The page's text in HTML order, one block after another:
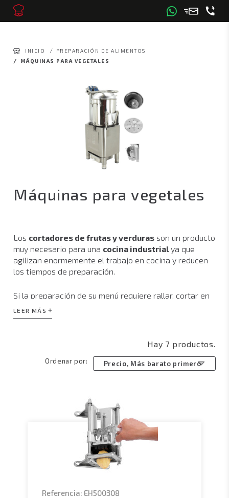
INICIO / PREPARACIÓN DE ALIMENTOS
/ MÁQUINAS PARA VEGETALES
Máquinas para vegetales
Los cortadores de frutas y verduras son un producto
muy necesario para una cocina industrial ya que
agilizan enormemente el trabajo en cocina y reducen
los tiempos de preparación.
Si la preparación de su menú requiere rallar, cortar en
rodajas, cortar en juliana, cortar a bastón o corte a
dados, estos
peladores de patatas industrialeso
patatas, eliminando el tedioso trabajo de pelar
En maquinaria de hosteleria El Hostelero ofertamos un
amplio catálogo en equipamiento hostelero, entre el
que encontrará desde unpelador de patatas
hasta uncortador de verduras
LEER MÁS
Hay 7 productos.
Ordenar por: Precio, Más barato primero
Referencia: EH500308